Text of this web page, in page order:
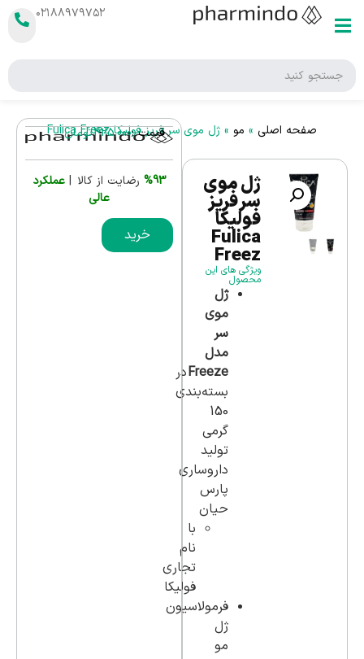
۰۲۱۸۸۹۷۹۷۵۲
صفحه اصلی » مو » ژل موی سر فریز فولیکا Fulica Freez
ژل موی
سر فریز
فولیکا
Fulica
Freez
ویژگی های این
محصول
ژل
موی
سر
مدل
Freezeدر
بسته‌بندی
150
گرمی
تولید
داروساری
پارس
حیان
با
نام
تجاری
فولیکا
فرمولاسیون
ژل
مو
قیمت :425,000تومان
%93 رضایت از کالا | عملکرد
عالی
خرید